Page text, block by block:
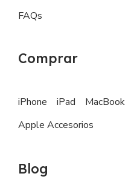
FAQs
Comprar
iPhone iPad MacBook
Apple Accesorios
Blog